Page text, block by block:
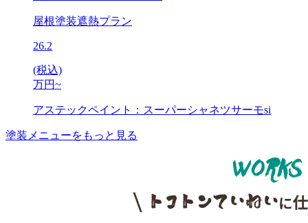
屋根塗装遮熱プラン
26.2
(税込)
万円~
アステックペイント：スーパーシャネツサーモsi
塗装メニューをもっと見る